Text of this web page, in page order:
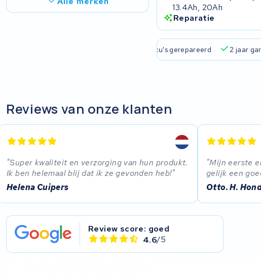
Ghost
Life&Mobility
Devron
13.4Ah, 20Ah
Reparatie
45.000+ accu's gerepareerd 2 jaar
Reviews van onze klanten
Super kwaliteit en verzorging van hun produkt.
Ik ben helemaal blij dat ik ze gevonden heb!
Helena Cuipers
Mijn eerste
gelijk een
Otto. H.
Review score: goed
4.6/5